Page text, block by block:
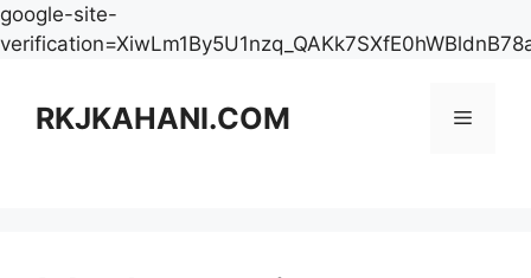
google-site-
contentRKJKAHANI.COM Menu